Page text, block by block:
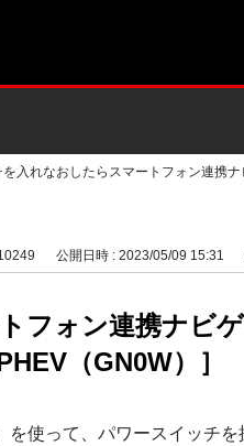
入れなおしたらスマートフォン連携ナ
公開日時 : 2023/05/09 15:31
フォン連携ナビ
（GN0W）］
使って、パワースイッチ